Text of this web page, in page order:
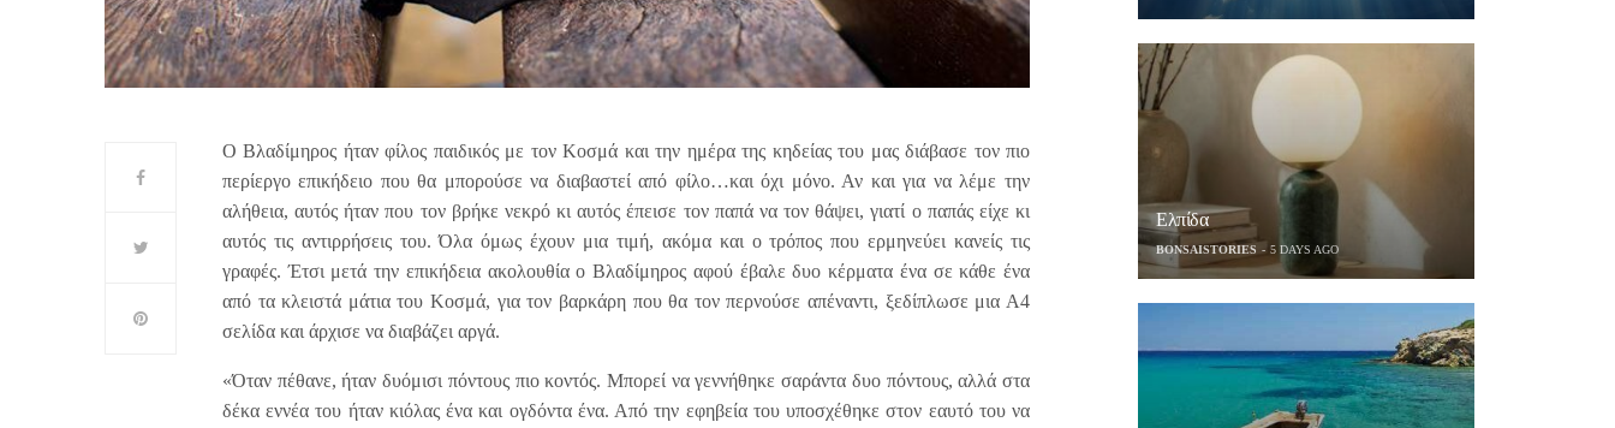
Ο Βλαδίμηρος ήταν φίλος παιδικός με τον Κοσμά και την ημέρα της κηδείας του μας διάβασε τον πιο
περίεργο επικήδειο που θα μπορούσε να διαβαστεί από φίλο…και όχι μόνο. Αν και για να λέμε την
αλήθεια, αυτός ήταν που τον βρήκε νεκρό κι αυτός έπεισε τον παπά να τον θάψει, γιατί ο παπάς είχε κι
αυτός τις αντιρρήσεις του. Όλα όμως έχουν μια τιμή, ακόμα και ο τρόπος που ερμηνεύει κανείς τις
γραφές. Έτσι μετά την επικήδεια ακολουθία ο Βλαδίμηρος αφού έβαλε δυο κέρματα ένα σε κάθε ένα
από τα κλειστά μάτια του Κοσμά, για τον βαρκάρη που θα τον περνούσε απέναντι, ξεδίπλωσε μια Α4
σελίδα και άρχισε να διαβάζει αργά.
«Όταν πέθανε, ήταν δυόμισι πόντους πιο κοντός. Μπορεί να γεννήθηκε σαράντα δυο πόντους, αλλά στα
δέκα εννέα του ήταν κιόλας ένα και ογδόντα ένα. Από την εφηβεία του υποσχέθηκε στον εαυτό του να
Ελπίδα
BONSAISTORIES 5 DAYS AGO